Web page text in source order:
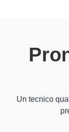
Un tecnico